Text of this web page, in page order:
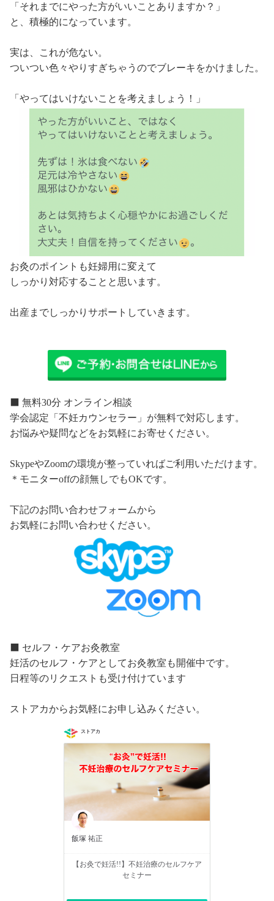
「それまでにやった方がいいことありますか？」
と、積極的になっています。
実は、これが危ない。
ついつい色々やりすぎちゃうのでブレーキをかけました。
「やってはいけないことを考えましょう！」
お灸のポイントも妊婦用に変えて
しっかり対応することと思います。
出産までしっかりサポートしていきます。
⬛️ 無料30分 オンライン相談
学会認定「不妊カウンセラー」が無料で対応します。
お悩みや疑問などをお気軽にお寄せください。
SkypeやZoomの環境が整っていればご利用いただけます。
＊モニターoffの顔無しでもOKです。
下記のお問い合わせフォームから
お気軽にお問い合わせください。
⬛️ セルフ・ケアお灸教室
妊活のセルフ・ケアとしてお灸教室も開催中です。
日程等のリクエストも受け付けています
ストアカからお気軽にお申し込みください。
ストアカ
飯塚 祐正
【お灸で妊活!!】不妊治療のセルフケア
セミナー